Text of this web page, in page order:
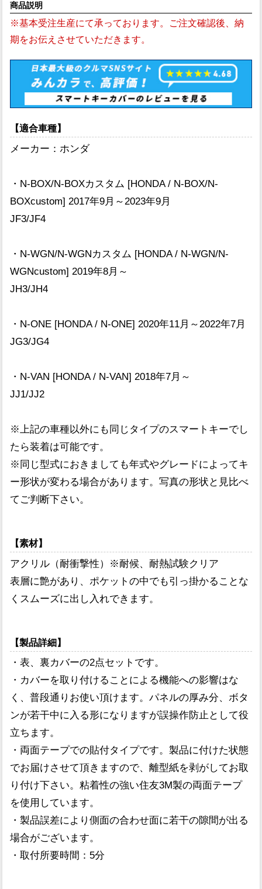
商品説明
※基本受注生産にて承っております。ご注文確認後、納
期をお伝えさせていただきます。
【適合車種】
メーカー：ホンダ
・N-BOX/N-BOXカスタム [HONDA / N-BOX/N-
BOXcustom] 2017年9月～2023年9月
JF3/JF4
・N-WGN/N-WGNカスタム [HONDA / N-WGN/N-
WGNcustom] 2019年8月～
JH3/JH4
・N-ONE [HONDA / N-ONE] 2020年11月～2022年7月
JG3/JG4
・N-VAN [HONDA / N-VAN] 2018年7月～
JJ1/JJ2
※上記の車種以外にも同じタイプのスマートキーでし
たら装着は可能です。
※同じ型式におきましても年式やグレードによってキ
ー形状が変わる場合があります。写真の形状と見比べ
てご判断下さい。
【素材】
アクリル（耐衝撃性）※耐候、耐熱試験クリア
表層に艶があり、ポケットの中でも引っ掛かることな
くスムーズに出し入れできます。
【製品詳細】
・表、裏カバーの2点セットです。
・カバーを取り付けることによる機能への影響はな
く、普段通りお使い頂けます。パネルの厚み分、ボタ
ンが若干中に入る形になりますが誤操作防止として役
立ちます。
・両面テープでの貼付タイプです。製品に付けた状態
でお届けさせて頂きますので、離型紙を剥がしてお取
り付け下さい。粘着性の強い住友3M製の両面テープ
を使用しています。
・製品誤差により側面の合わせ面に若干の隙間が出る
場合がございます。
・取付所要時間：5分